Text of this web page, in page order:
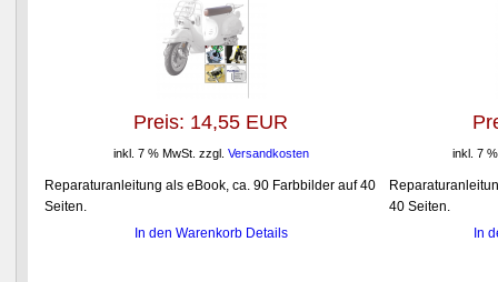
Preis: 14,55 EUR
inkl. 7 % MwSt. zzgl. Versandkosten
Reparaturanleitung als eBook, ca. 90 Farbbilder auf 40
Seiten.
In den Warenkorb Details
inkl. 7
40 Seiten.
In